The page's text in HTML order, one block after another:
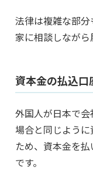
法律は複雑な部
家に相談しながら
資本金の払込
外国人が日本で
場合と同じよう
ため、資本金を
です。